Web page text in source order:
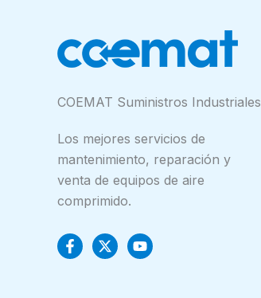
COEMAT Suministros Industriales
Los mejores servicios de
mantenimiento, reparación y
venta de equipos de aire
comprimido.